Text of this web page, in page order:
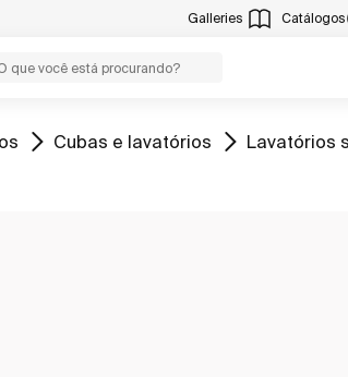
Galleries Catálogos
Ir para
Cubas e lavatórios Ir para
Lavatórios